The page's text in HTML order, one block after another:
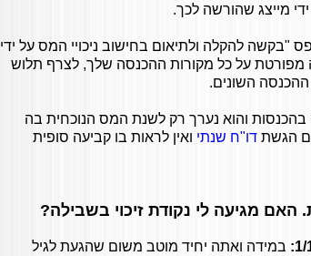
מייצג שהורשה לכך.
"בקשה להקלה ולתיאום בחישוב ניכויי המס על ידי
מפורטת על כל מקורות ההכנסה שלך, לצרף תלוש
השונים.
בהכנסות והוא נערך רק לשנת המס הנוכחית בה
הגשת דו"ח שנתי ואין לראות בו קביעה סופית
מגיעה לי נקודת זיכוי בשבילה?
במידה ואתה יחיד מוטב משום שהגעת לגיל